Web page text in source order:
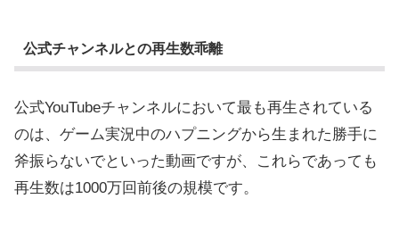
公式チャンネルとの再生数乖離
公式YouTubeチャンネルにおいて最も再生されている
のは、ゲーム実況中のハプニングから生まれた勝手に
斧振らないでといった動画ですが、これらであっても
再生数は1000万回前後の規模です。